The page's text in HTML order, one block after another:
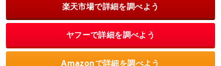
楽天市場で詳細を調べよう
ヤフーで詳細を調べよう
Amazonで詳細を調べよう